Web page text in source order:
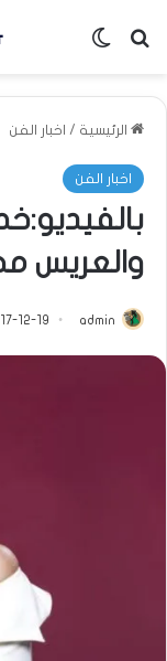
بحث عنالوضع
الرئيسية / اخبار الفن
اخبار الفن
والعريس
admin
12-19